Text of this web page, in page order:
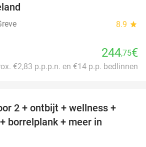
8.9 star
244,75€
€2,83 p.p.p.n. en €14 p.p. bedlinnen
33%
2 + ontbijt + wellness +
borrelplank + meer in